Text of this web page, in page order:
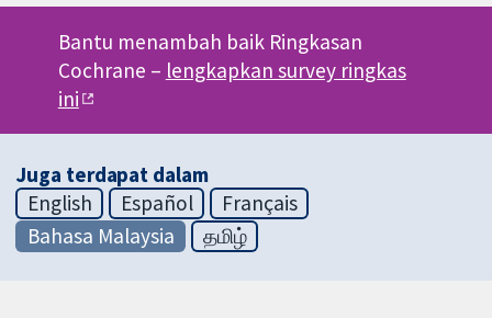
Bantu menambah baik Ringkasan
Cochrane – lengkapkan survey ringkas
ini
Juga terdapat dalam
English
Español
Français
Bahasa Malaysia
தமிழ்